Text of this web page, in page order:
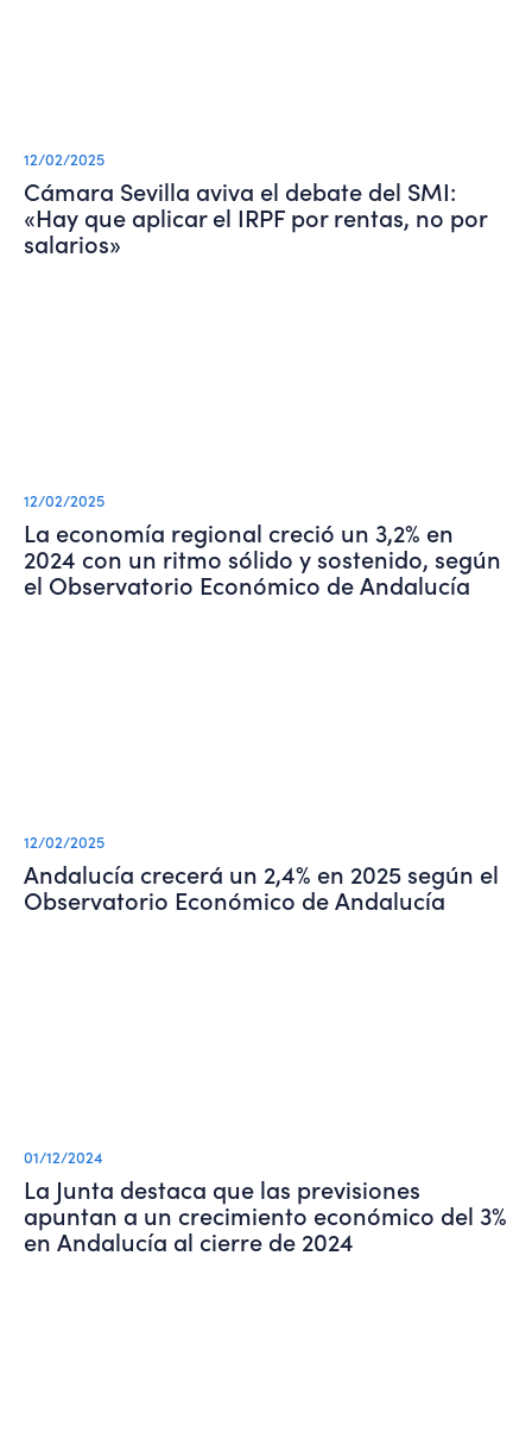
12/02/2025
Cámara Sevilla aviva el debate del SMI:
«Hay que aplicar el IRPF por rentas, no por
salarios»
12/02/2025
La economía regional creció un 3,2% en
2024 con un ritmo sólido y sostenido, según
el Observatorio Económico de Andalucía
12/02/2025
Andalucía crecerá un 2,4% en 2025 según el
Observatorio Económico de Andalucía
01/12/2024
La Junta destaca que las previsiones
apuntan a un crecimiento económico del 3%
en Andalucía al cierre de 2024